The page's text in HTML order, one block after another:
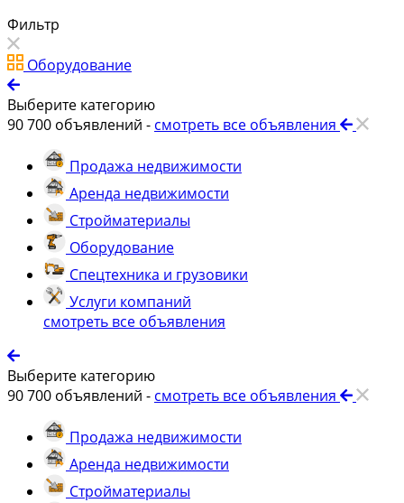
Фильтр
Оборудование
Выберите категорию
90 700 объявлений - смотреть все объявления
Продажа недвижимости
Аренда недвижимости
Стройматериалы
Оборудование
Спецтехника и грузовики
Услуги компаний
смотреть все объявления
Выберите категорию
90 700 объявлений - смотреть все объявления
Продажа недвижимости
Аренда недвижимости
Стройматериалы